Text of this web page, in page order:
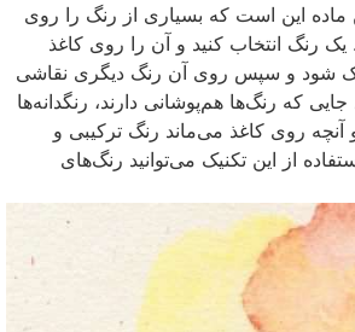
ماده این است که بسیاری از رنگ را روی
رنگ انتخاب کنید و آن را روی کاغذ
شود و سپس روی آن رنگ دیگری نقاشی
که رنگ‌ها هم‌پوشانی دارند، رنگدانه‌ها
روی کاغذ می‌ماند رنگ ترکیبی و
از این تکنیک می‌توانید رنگ‌های